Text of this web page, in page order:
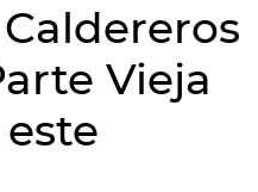
Vieja